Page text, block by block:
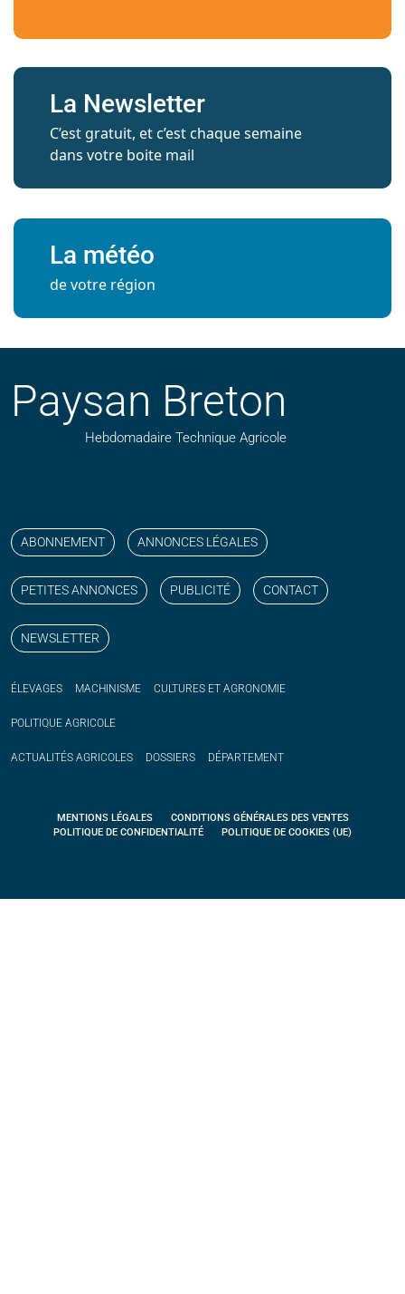
La Newsletter
C’est gratuit, et c’est chaque semaine
dans votre boite mail
La météo
de votre région
Paysan Breton
Hebdomadaire Technique Agricole
ABONNEMENT ANNONCES LÉGALES
PETITES ANNONCES PUBLICITÉ CONTACT
NEWSLETTER
ÉLEVAGES MACHINISME CULTURES ET AGRONOMIE
POLITIQUE AGRICOLE
ACTUALITÉS AGRICOLES DOSSIERS DÉPARTEMENT
MENTIONS LÉGALES
CONDITIONS GÉNÉRALES DES VENTES
POLITIQUE DE CONFIDENTIALITÉ
POLITIQUE DE COOKIES (UE)